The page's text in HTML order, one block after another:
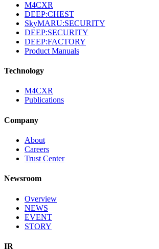
M4CXR
DEEP:CHEST
SkyMARU:SECURITY
DEEP:SECURITY
DEEP:FACTORY
Product Manuals
Technology
M4CXR
Publications
Company
About
Careers
Trust Center
Newsroom
Overview
NEWS
EVENT
STORY
IR